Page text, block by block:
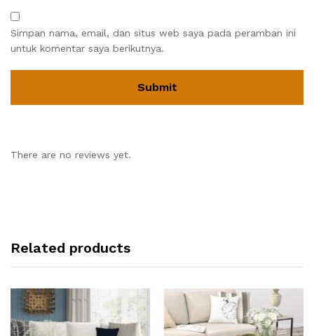
Simpan nama, email, dan situs web saya pada peramban ini
untuk komentar saya berikutnya.
There are no reviews yet.
Related products